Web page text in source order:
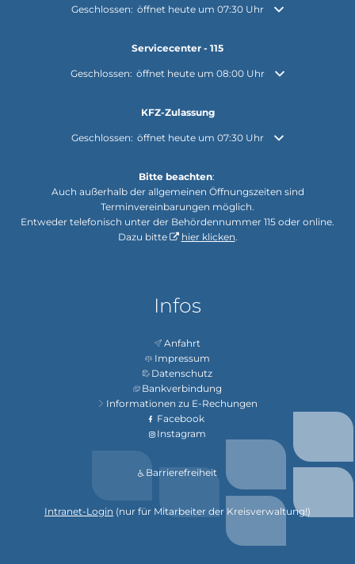
Klicken, um weitere Öffnungs- oder Schließzeiten
Geschlossen: öffnet heute um 07:30 Uhr
Servicecenter - 115
Klicken, um weitere Öffnungs- oder Schließzeiten
Geschlossen: öffnet heute um 08:00 Uhr
KFZ-Zulassung
Klicken, um weitere Öffnungs- oder Schließzeiten
Geschlossen: öffnet heute um 07:30 Uhr
Bitte beachten:
Auch außerhalb der allgemeinen Öffnungszeiten sind
Terminvereinbarungen möglich.
Entweder telefonisch unter der Behördennummer 115 oder online.
Dazu bitte
hier klicken.
Infos
Anfahrt
Impressum
Datenschutz
Bankverbindung
Informationen zu E-Rechungen
Facebook
Instagram
Barrierefreiheit
Intranet-Login (nur für Mitarbeiter der Kreisverwaltung!)